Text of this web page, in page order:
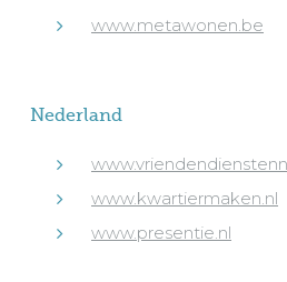
www.metawonen.be
Nederland
www.kwartiermaken.nl
www.presentie.nl